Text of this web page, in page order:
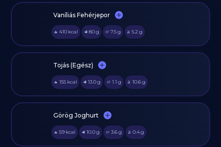
Vaníliás Fehérjepor
🔥 410 kcal 🥩 80g 🥔 7.5g 🫒 5.2 g
Tojás (Egész)
🔥 155 kcal 🥩 13.0g 🥔 1.1 g 🫒 10.6g
Görög Joghurt
🔥 59 kcal 🥩 10.0g 🥔 3.6g 🫒 0.4g